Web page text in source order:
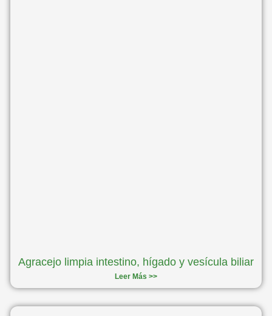
Agracejo limpia intestino, hígado y vesícula biliar
Leer Más >>